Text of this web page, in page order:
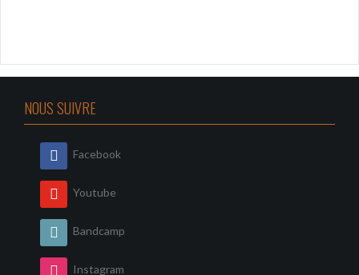
NOUS SUIVRE
Facebook
Youtube
Bandcamp
Instagram